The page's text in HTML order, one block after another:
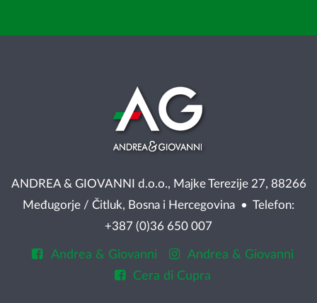
ANDREA & GIOVANNI d.o.o., Majke Terezije 27, 88266
Međugorje / Čitluk, Bosna i Hercegovina • Telefon:
+387 (0)36 650 007
Andrea & Giovanni
Andrea & Giovanni
Cera di Cupra